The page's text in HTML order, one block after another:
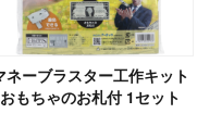
ネーブラスター工作キット
おもちゃのお札付 1セット